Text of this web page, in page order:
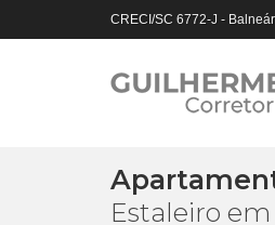
CRECI/SC 6772-J -
Estaleiro em